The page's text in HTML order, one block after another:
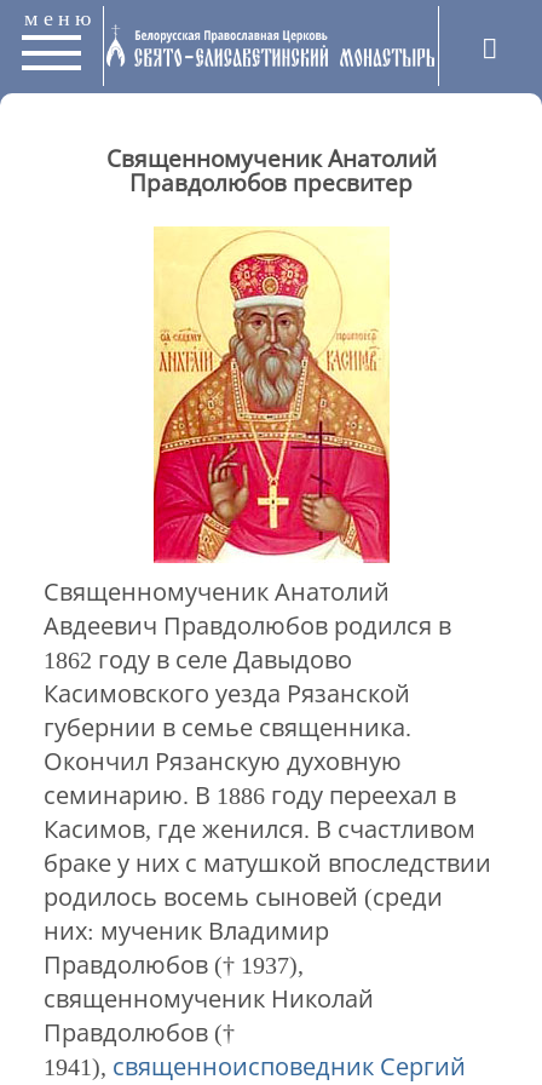
меню
Священномученик Анатолий
Правдолюбов пресвитер
Священномученик Анатолий
Авдеевич Правдолюбов родился в
1862 году в селе Давыдово
Касимовского уезда Рязанской
губернии в семье священника.
Окончил Рязанскую духовную
семинарию. В 1886 году переехал в
Касимов, где женился. В счастливом
браке у них с матушкой впоследствии
родилось восемь сыновей (среди
них: мученик Владимир
Правдолюбов († 1937),
священномученик Николай
Правдолюбов (†
1941), священноисповедник Сергий